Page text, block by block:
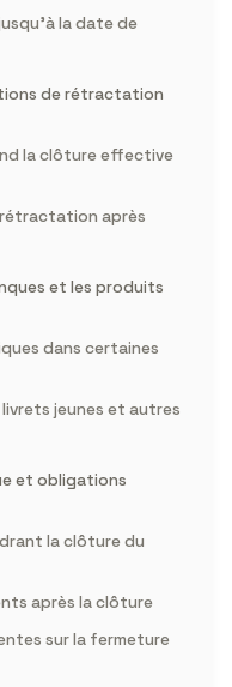
la date de
de rétractation
la clôture effective
après
et les produits
dans certaines
jeunes et autres
et obligations
la clôture du
après la clôture
sur la fermeture